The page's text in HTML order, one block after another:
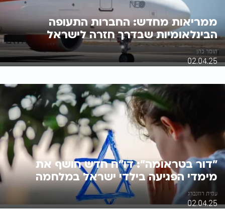
ממריאות מחדש: החברות התעופה
הבינלאומיות שבדרך חזרה לישראל
תומר כהן
02.04.25
"דור בטראומה": דו"ח חדש חושף את
מימדי הפגיעה בילדי ישראל במלחמה
עמית רוזנברג
02.04.25